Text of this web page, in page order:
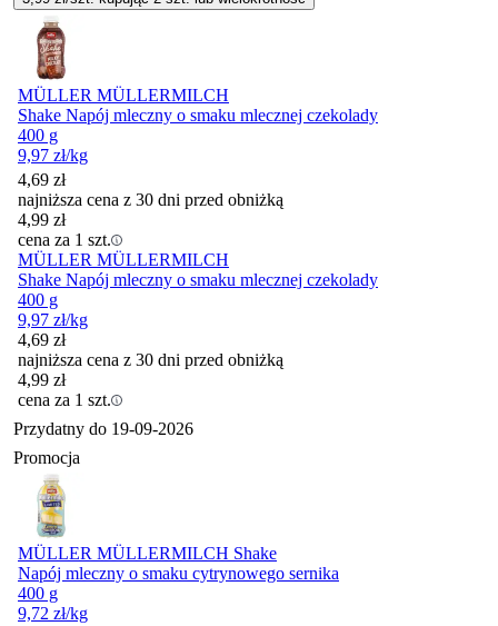
MÜLLER MÜLLERMILCH
Shake Napój mleczny o smaku mlecznej czekolady
400 g
9,97 zł/kg
4,69 zł
najniższa cena z 30 dni przed obniżką
4,99 zł
cena za 1 szt.
MÜLLER MÜLLERMILCH
Shake Napój mleczny o smaku mlecznej czekolady
400 g
9,97 zł/kg
4,69 zł
najniższa cena z 30 dni przed obniżką
4,99 zł
cena za 1 szt.
Przydatny do 19-09-2026
Promocja
MÜLLER MÜLLERMILCH Shake
Napój mleczny o smaku cytrynowego sernika
400 g
9,72 zł/kg